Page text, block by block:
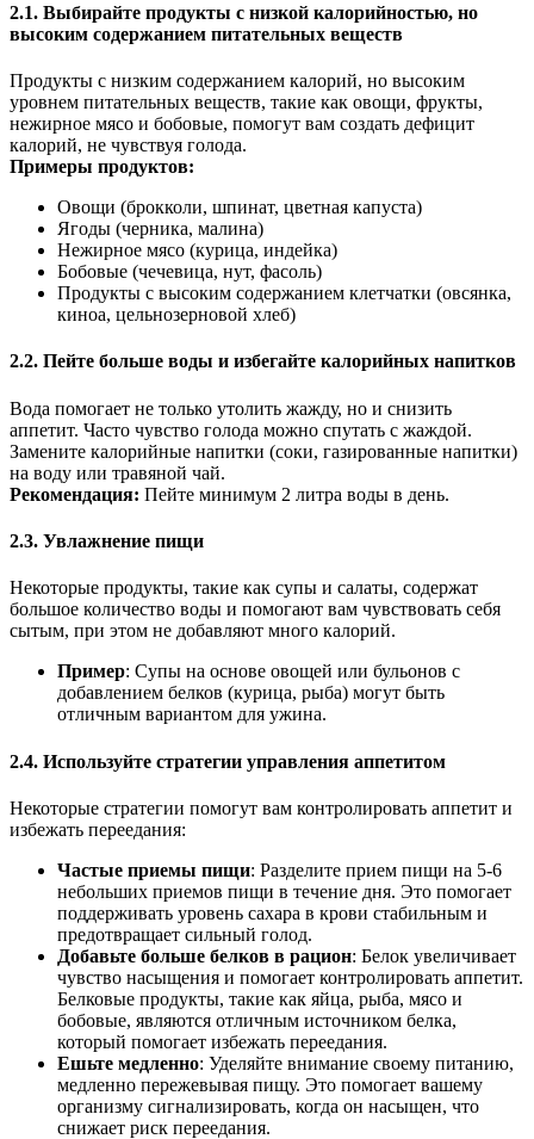
2.1. Выбирайте продукты с низкой калорийностью, но
высоким содержанием питательных веществ
Продукты с низким содержанием калорий, но высоким
уровнем питательных веществ, такие как овощи, фрукты,
нежирное мясо и бобовые, помогут вам создать дефицит
калорий, не чувствуя голода.
Примеры продуктов:
Овощи (брокколи, шпинат, цветная капуста)
Ягоды (черника, малина)
Нежирное мясо (курица, индейка)
Бобовые (чечевица, нут, фасоль)
Продукты с высоким содержанием клетчатки (овсянка,
киноа, цельнозерновой хлеб)
2.2. Пейте больше воды и избегайте калорийных напитков
Вода помогает не только утолить жажду, но и снизить
аппетит. Часто чувство голода можно спутать с жаждой.
Замените калорийные напитки (соки, газированные напитки)
на воду или травяной чай.
Рекомендация: Пейте минимум 2 литра воды в день.
2.3. Увлажнение пищи
Некоторые продукты, такие как супы и салаты, содержат
большое количество воды и помогают вам чувствовать себя
сытым, при этом не добавляют много калорий.
Пример: Супы на основе овощей или бульонов с
добавлением белков (курица, рыба) могут быть
отличным вариантом для ужина.
2.4. Используйте стратегии управления аппетитом
Некоторые стратегии помогут вам контролировать аппетит и
избежать переедания:
Частые приемы пищи: Разделите прием пищи на 5-6
небольших приемов пищи в течение дня. Это помогает
поддерживать уровень сахара в крови стабильным и
предотвращает сильный голод.
Добавьте больше белков в рацион: Белок увеличивает
чувство насыщения и помогает контролировать аппетит.
Белковые продукты, такие как яйца, рыба, мясо и
бобовые, являются отличным источником белка,
который помогает избежать переедания.
Ешьте медленно: Уделяйте внимание своему питанию,
медленно пережевывая пищу. Это помогает вашему
организму сигнализировать, когда он насыщен, что
снижает риск переедания.